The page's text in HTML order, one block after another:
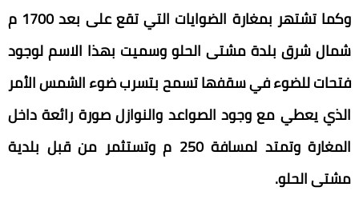
وكما تشتهر بمغارة الضوايات التي تقع على بعد 1700 م
شمال شرق بلدة مشتى الحلو وسميت بهذا الاسم لوجود
فتحات للضوء في سقفها تسمح بتسرب ضوء الشمس الأمر
الذي يعطي مع وجود الصواعد والنوازل صورة رائعة داخل
المغارة وتمتد لمسافة 250 م وتستثمر من قبل بلدية
مشتى الحلو.